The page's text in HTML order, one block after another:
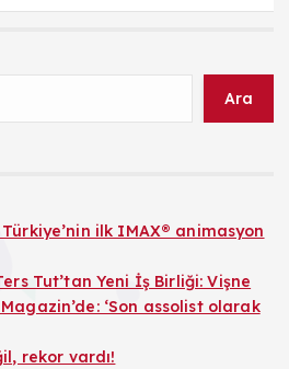
Ara
ilk IMAX® animasyon
Tut’tan Yeni İş Birliği: Vişne
‘Son assolist olarak
rekor vardı!